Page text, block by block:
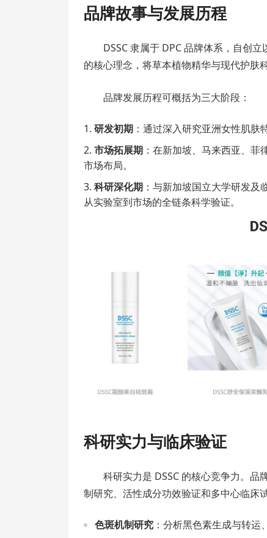
品牌故事与发展历程
DSSC 隶属于 DPC 品牌体系，自创
的核心理念，将草本植物精华与现代护肤
品牌发展历程可概括为三大阶段：
研发初期 ：通过深入研究亚洲女性肌肤
市场拓展期 ：在新加坡、马来西亚、
市场布局。
科研深化期 ：与新加坡国立大学研发
从实验室到市场的全链条科学验证。
科研实力与临床验证
科研实力是 DSSC 的核心竞争力。
制研究、活性成分功效验证和多中心临床试
色斑机制研究 ：分析黑色素生成与转运